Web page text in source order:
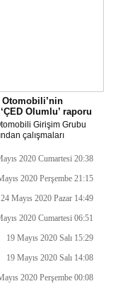
Otomobili’nin
Olumlu’ raporu
Girişim Grubu
çalışmaları
yatırımı Bursa’nın
başlayabilmesi için
2020 Cumartesi 20:38
2020 Perşembe 21:15
24 Mayıs 2020 Pazar 14:49
2020 Cumartesi 06:51
19 Mayıs 2020 Salı 15:29
19 Mayıs 2020 Salı 14:08
2020 Perşembe 00:08